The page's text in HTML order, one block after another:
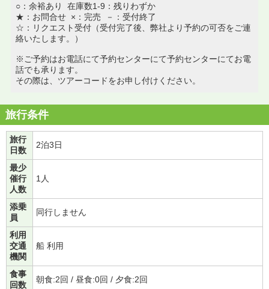
○：余裕あり 在庫数1-9：残りわずか
★：お問合せ ×：完売 －：受付終了
☆：リクエスト受付（受付完了後、弊社より予約の可否をご連
絡いたします。）
※ご予約はお電話にて予約センターにて予約センターにてお電
話でも承ります。
その際は、ツアーコードをお申し付けください。
旅行条件
旅行
日数
2泊3日
最少
催行
人数
1人
添乗
員
同行しません
利用
交通
機関
船 利用
食事
回数
朝食:2回 / 昼食:0回 / 夕食:2回